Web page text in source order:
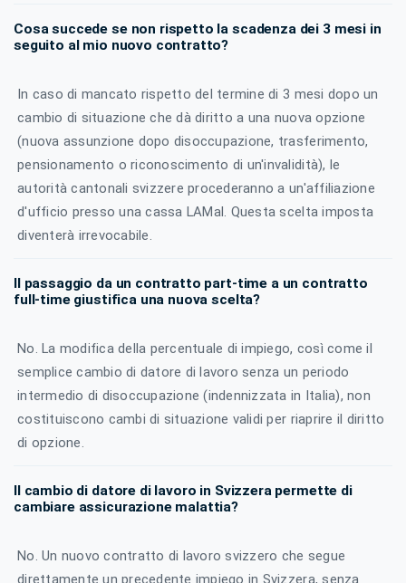
Cosa succede se non rispetto la scadenza dei 3 mesi in
seguito al mio nuovo contratto?
In caso di mancato rispetto del termine di 3 mesi dopo un
cambio di situazione che dà diritto a una nuova opzione
(nuova assunzione dopo disoccupazione, trasferimento,
pensionamento o riconoscimento di un'invalidità), le
autorità cantonali svizzere procederanno a un'affiliazione
d'ufficio presso una cassa LAMal. Questa scelta imposta
diventerà irrevocabile.
Il passaggio da un contratto part-time a un contratto
full-time giustifica una nuova scelta?
No. La modifica della percentuale di impiego, così come il
semplice cambio di datore di lavoro senza un periodo
intermedio di disoccupazione (indennizzata in Italia), non
costituiscono cambi di situazione validi per riaprire il diritto
di opzione.
Il cambio di datore di lavoro in Svizzera permette di
cambiare assicurazione malattia?
No. Un nuovo contratto di lavoro svizzero che segue
direttamente un precedente impiego in Svizzera, senza